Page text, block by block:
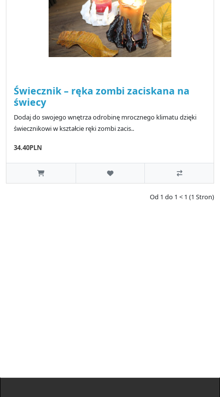
Świecznik – ręka zombi zaciskana na
świecy
Dodaj do swojego wnętrza odrobinę mrocznego klimatu dzięki
świecznikowi w kształcie ręki zombi zacis..
34.40PLN
Od 1 do 1 < 1 (1 Stron)